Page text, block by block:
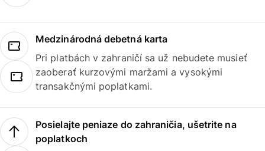
Medzinárodná debetná karta
Pri platbách v zahraničí sa už nebudete musieť
zaoberať kurzovými maržami a vysokými
transakčnými poplatkami.
Posielajte peniaze do zahraničia, ušetrite na
poplatkoch